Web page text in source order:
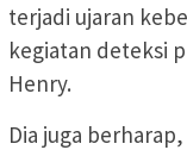
terjadi ujaran
kegiatan deteksi
Henry.
Dia juga